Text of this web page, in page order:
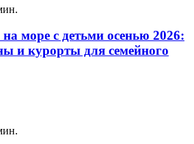
море с детьми осенью 2026:
и курорты для семейного